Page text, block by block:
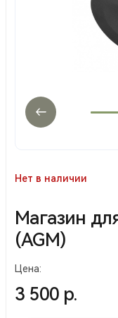
Нет в наличии
Магазин
(AGM)
Цена:
3 500 р.